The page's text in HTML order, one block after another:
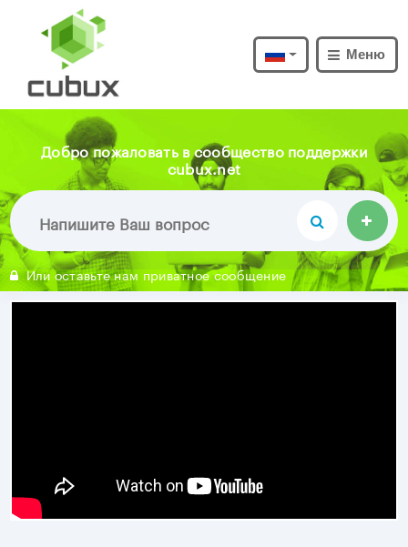
Меню
Добро пожаловать в сообщество поддержки
cubux.net
Или оставьте нам приватное сообщение